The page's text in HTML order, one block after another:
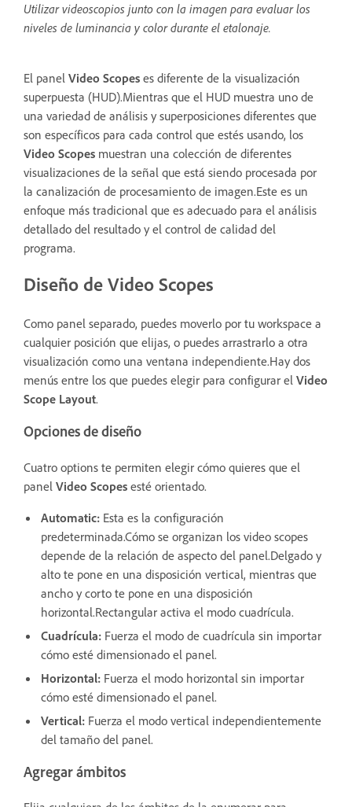
Utilizar videoscopios junto con la imagen para evaluar los
niveles de luminancia y color durante el etalonaje.
El panel Video Scopes es diferente de la visualización
superpuesta (HUD).Mientras que el HUD muestra uno de
una variedad de análisis y superposiciones diferentes que
son específicos para cada control que estés usando, los
Video Scopes muestran una colección de diferentes
visualizaciones de la señal que está siendo procesada por
la canalización de procesamiento de imagen.Este es un
enfoque más tradicional que es adecuado para el análisis
detallado del resultado y el control de calidad del
programa.
Diseño de Video Scopes
Como panel separado, puedes moverlo por tu workspace a
cualquier posición que elijas, o puedes arrastrarlo a otra
visualización como una ventana independiente.Hay dos
menús entre los que puedes elegir para configurar el Video
Scope Layout.
Opciones de diseño
Cuatro options te permiten elegir cómo quieres que el
panel Video Scopes esté orientado.
Automatic: Esta es la configuración
predeterminada.Cómo se organizan los video scopes
depende de la relación de aspecto del panel.Delgado y
alto te pone en una disposición vertical, mientras que
ancho y corto te pone en una disposición
horizontal.Rectangular activa el modo cuadrícula.
Cuadrícula: Fuerza el modo de cuadrícula sin importar
cómo esté dimensionado el panel.
Horizontal: Fuerza el modo horizontal sin importar
cómo esté dimensionado el panel.
Vertical: Fuerza el modo vertical independientemente
del tamaño del panel.
Agregar ámbitos